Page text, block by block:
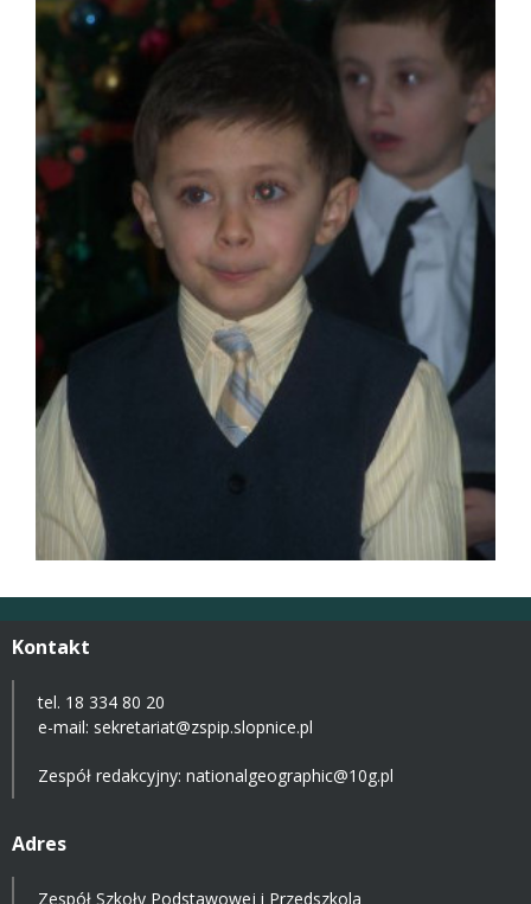
Kontakt
tel. 18 334 80 20
e-mail: sekretariat@zspip.slopnice.pl
Zespół redakcyjny: nationalgeographic@10g.pl
Adres
Zespół Szkoły Podstawowej i Przedszkola